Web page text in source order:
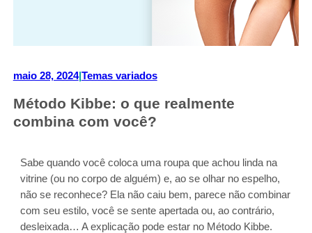
maio 28, 2024|Temas variados
Método Kibbe: o que realmente
combina com você?
Sabe quando você coloca uma roupa que achou linda na
vitrine (ou no corpo de alguém) e, ao se olhar no espelho,
não se reconhece? Ela não caiu bem, parece não combinar
com seu estilo, você se sente apertada ou, ao contrário,
desleixada… A explicação pode estar no Método Kibbe.